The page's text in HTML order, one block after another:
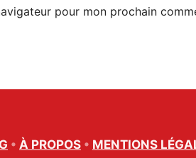
pour mon prochain
• À PROPOS • MENTIONS